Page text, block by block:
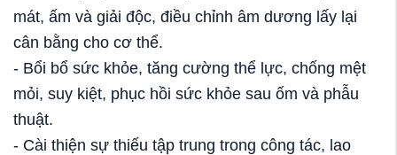
mát, ấm và giải độc, điều chỉnh âm dương lấy lại
cân bằng cho cơ thể.
- Bổi bổ sức khỏe, tăng cường thể lực, chống mệt
mỏi, suy kiệt, phục hồi sức khỏe sau ốm và phẫu
thuật.
- Cài thiện sự thiếu tập trung trong công tác, lao